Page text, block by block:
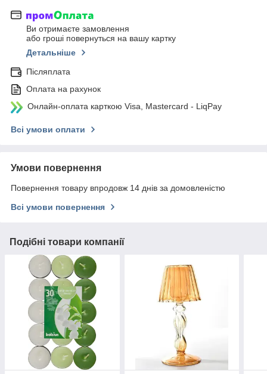
Ви отримаєте замовлення
або гроші повернуться на вашу картку
Детальніше
Післяплата
Оплата на рахунок
Онлайн-оплата карткою Visa, Mastercard - LiqPay
Всі умови оплати
Умови повернення
Повернення товару впродовж 14 днів за домовленістю
Всі умови повернення
Подібні товари компанії